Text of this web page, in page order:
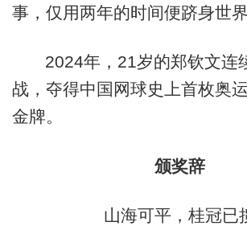
事，仅用两年的时间便跻身世界
2024年，21岁的郑钦文连
战，夺得中国网球史上首枚奥
金牌。
颁奖辞
山海可平，桂冠已